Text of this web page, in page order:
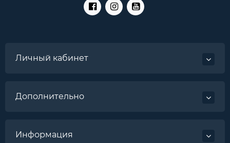
Личный кабинет
Дополнительно
Информация